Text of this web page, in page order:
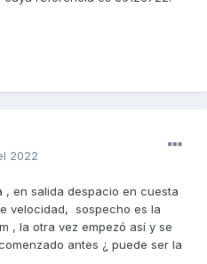
2022
en salida despacio en cuesta
velocidad, sospecho es la
, la otra vez empezó así y se
antes ¿ puede ser la